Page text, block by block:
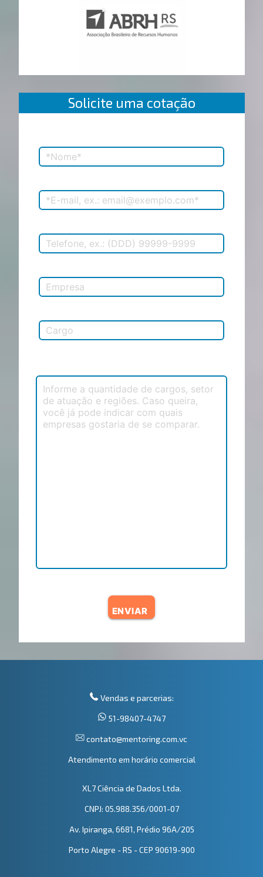
Solicite uma cotação
ENVIAR
Vendas e parcerias:
51-98407-4747
contato@mentoring.com.vc
Atendimento em horário comercial
XL7 Ciência de Dados Ltda.
CNPJ: 05.988.356/0001-07
Av. Ipiranga, 6681, Prédio 96A/205
Porto Alegre - RS - CEP 90619-900